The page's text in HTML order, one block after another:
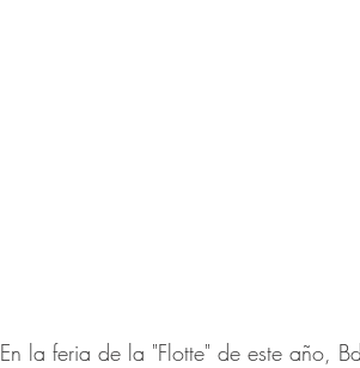
En la feria de la "Flotte" de este año,